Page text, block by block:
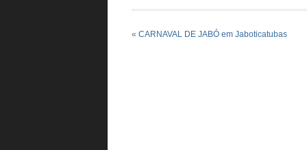
« CARNAVAL DE JABÓ em Jaboticatubas